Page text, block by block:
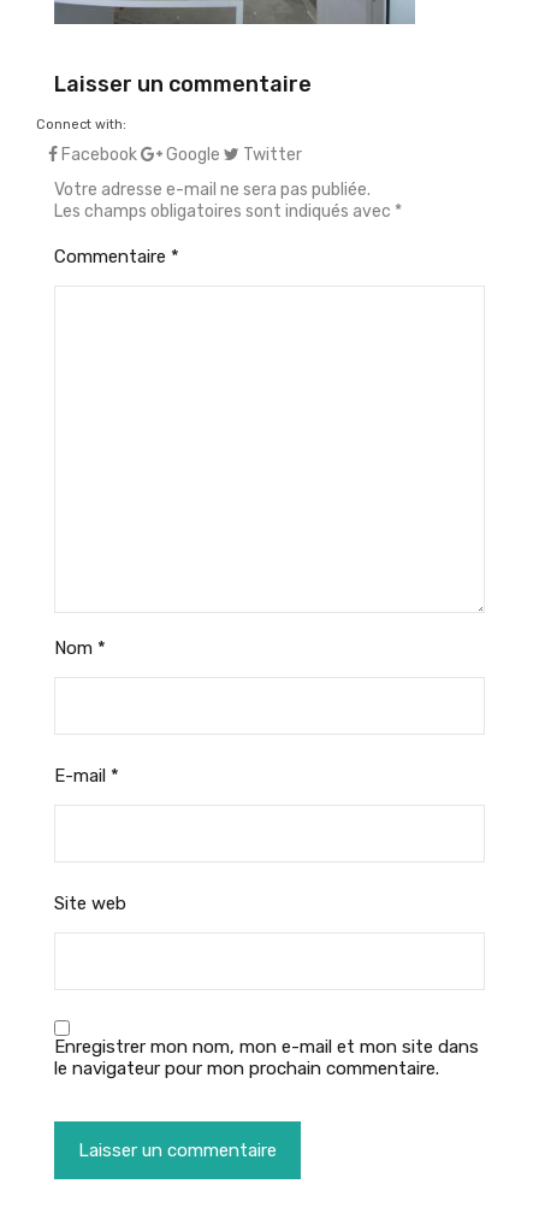
Laisser un commentaire
Connect with:
Facebook Google
Twitter
Votre adresse e-mail ne sera pas publiée.
Les champs obligatoires sont indiqués avec *
Commentaire *
Nom *
E-mail *
Site web
Enregistrer mon nom, mon e-mail et mon site dans
le navigateur pour mon prochain commentaire.